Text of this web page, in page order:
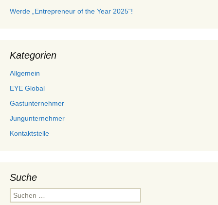
Werde „Entrepreneur of the Year 2025“!
Kategorien
Allgemein
EYE Global
Gastunternehmer
Jungunternehmer
Kontaktstelle
Suche
Suchen
nach: